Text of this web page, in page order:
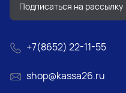
+7(8652) 22-11-55
shop@kassa26.ru